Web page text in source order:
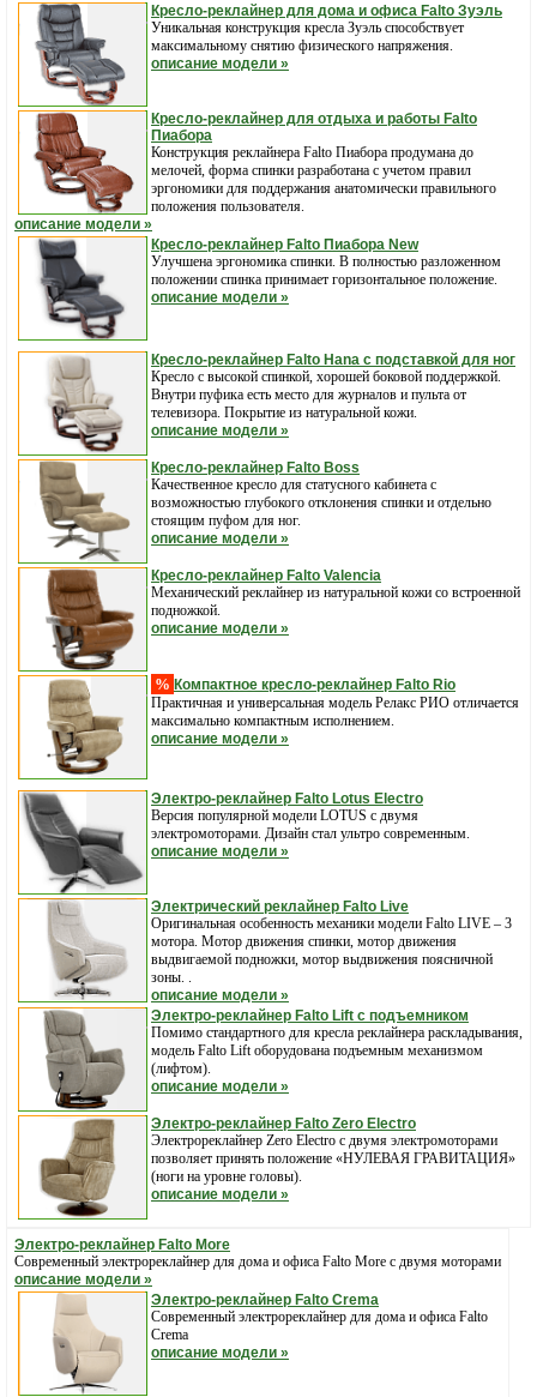
Кресло-реклайнер для дома и офиса Falto Зуэль
Уникальная конструкция кресла Зуэль способствует
максимальному снятию физического напряжения.
описание модели »
Кресло-реклайнер для отдыха и работы Falto
Пиабора
Конструкция реклайнера Falto Пиабора продумана до
мелочей, форма спинки разработана с учетом правил
эргономики для поддержания анатомически правильного
положения пользователя.
описание модели »
Кресло-реклайнер Falto Пиабора New
Улучшена эргономика спинки. В полностью разложенном
положении спинка принимает горизонтальное положение.
описание модели »
Кресло-реклайнер Falto Hana с подставкой для ног
Кресло с высокой спинкой, хорошей боковой поддержкой.
Внутри пуфика есть место для журналов и пульта от
телевизора. Покрытие из натуральной кожи.
описание модели »
Кресло-реклайнер Falto Boss
Качественное кресло для статусного кабинета с
возможностью глубокого отклонения спинки и отдельно
стоящим пуфом для ног.
описание модели »
Кресло-реклайнер Falto Valencia
Механический реклайнер из натуральной кожи со встроенной
подножкой.
описание модели »
% Компактное кресло-реклайнер Falto Rio
Практичная и универсальная модель Релакс РИО отличается
максимально компактным исполнением.
описание модели »
Электро-реклайнер Falto Lotus Electro
Версия популярной модели LOTUS c двумя
электромоторами. Дизайн стал ультро современным.
описание модели »
Электрический реклайнер Falto Live
Оригинальная особенность механики модели Falto LIVE – 3
мотора. Мотор движения спинки, мотор движения
выдвигаемой подножки, мотор выдвижения поясничной
зоны. .
описание модели »
Электро-реклайнер Falto Lift с подъемником
Помимо стандартного для кресла реклайнера раскладывания,
модель Falto Lift оборудована подъемным механизмом
(лифтом).
описание модели »
Электро-реклайнер Falto Zero Electro
Электрореклайнер Zero Electro c двумя электромоторами
позволяет принять положение «НУЛЕВАЯ ГРАВИТАЦИЯ»
(ноги на уровне головы).
описание модели »
Электро-реклайнер Falto More
Современный электрореклайнер для дома и офиса Falto More с двумя моторами
описание модели »
Электро-реклайнер Falto Crema
Современный электрореклайнер для дома и офиса Falto
Crema
описание модели »